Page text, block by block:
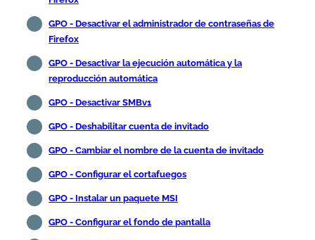
GPO - Desactivar el administrador de contraseñas de
Firefox
GPO - Desactivar la ejecución automática y la
reproducción automática
GPO - Desactivar SMBv1
GPO - Deshabilitar cuenta de invitado
GPO - Cambiar el nombre de la cuenta de invitado
GPO - Configurar el cortafuegos
GPO - Instalar un paquete MSI
GPO - Configurar el fondo de pantalla